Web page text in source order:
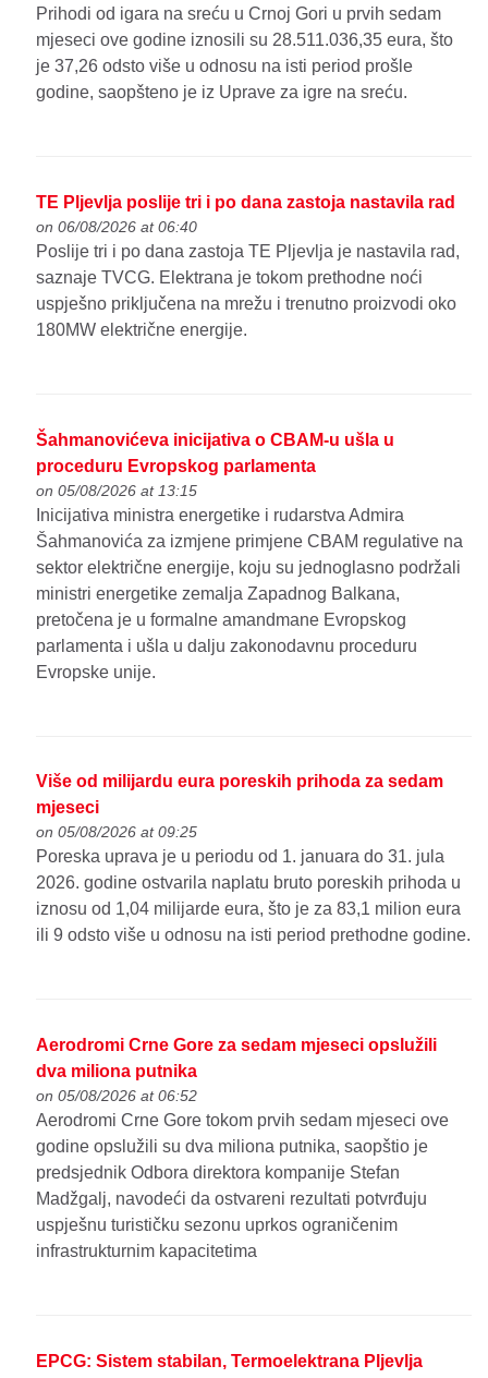
Prihodi od igara na sreću u Crnoj Gori u prvih sedam
mjeseci ove godine iznosili su 28.511.036,35 eura, što
je 37,26 odsto više u odnosu na isti period prošle
godine, saopšteno je iz Uprave za igre na sreću.
TE Pljevlja poslije tri i po dana zastoja nastavila rad
on 06/08/2026 at 06:40
Poslije tri i po dana zastoja TE Pljevlja je nastavila rad,
saznaje TVCG. Elektrana je tokom prethodne noći
uspješno priključena na mrežu i trenutno proizvodi oko
180MW električne energije.
Šahmanovićeva inicijativa o CBAM-u ušla u
proceduru Evropskog parlamenta
on 05/08/2026 at 13:15
Inicijativa ministra energetike i rudarstva Admira
Šahmanovića za izmjene primjene CBAM regulative na
sektor električne energije, koju su jednoglasno podržali
ministri energetike zemalja Zapadnog Balkana,
pretočena je u formalne amandmane Evropskog
parlamenta i ušla u dalju zakonodavnu proceduru
Evropske unije.
Više od milijardu eura poreskih prihoda za sedam
mjeseci
on 05/08/2026 at 09:25
Poreska uprava je u periodu od 1. januara do 31. jula
2026. godine ostvarila naplatu bruto poreskih prihoda u
iznosu od 1,04 milijarde eura, što je za 83,1 milion eura
ili 9 odsto više u odnosu na isti period prethodne godine.
Aerodromi Crne Gore za sedam mjeseci opslužili
dva miliona putnika
on 05/08/2026 at 06:52
Aerodromi Crne Gore tokom prvih sedam mjeseci ove
godine opslužili su dva miliona putnika, saopštio je
predsjednik Odbora direktora kompanije Stefan
Madžgalj, navodeći da ostvareni rezultati potvrđuju
uspješnu turističku sezonu uprkos ograničenim
infrastrukturnim kapacitetima
EPCG: Sistem stabilan, Termoelektrana Pljevlja